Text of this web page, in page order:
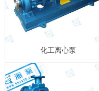
化工离心泵